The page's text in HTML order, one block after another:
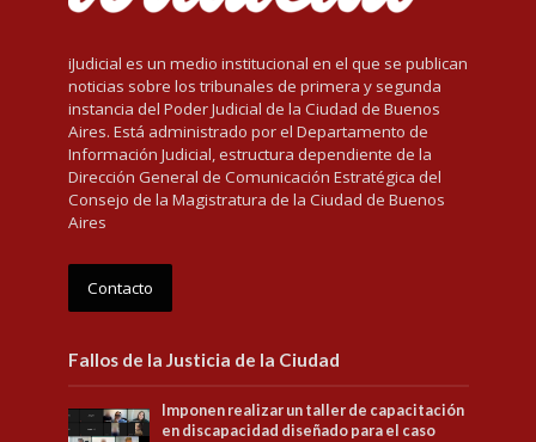
iJudicial es un medio institucional en el que se publican
noticias sobre los tribunales de primera y segunda
instancia del Poder Judicial de la Ciudad de Buenos
Aires. Está administrado por el Departamento de
Información Judicial, estructura dependiente de la
Dirección General de Comunicación Estratégica del
Consejo de la Magistratura de la Ciudad de Buenos
Aires
Contacto
Fallos de la Justicia de la Ciudad
Imponen realizar un taller de capacitación
en discapacidad diseñado para el caso